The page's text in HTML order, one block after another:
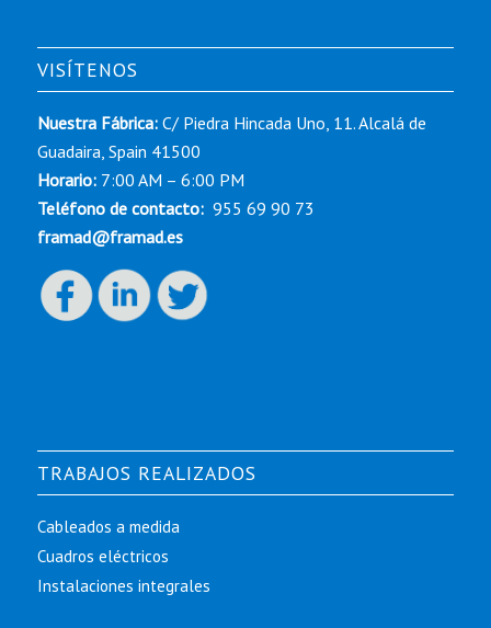
VISÍTENOS
Nuestra Fábrica:C/ Piedra Hincada Uno, 11. Alcalá de
Guadaira, Spain 41500
Horario: 7:00 AM – 6:00 PM
Teléfono de contacto: 955 69 90 73
framad@framad.es
TRABAJOS REALIZADOS
Cableados a medida
Cuadros eléctricos
Instalaciones integrales